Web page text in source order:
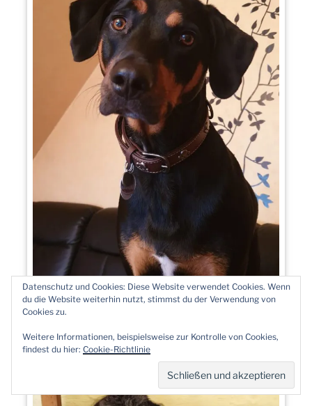
Tessa
Datenschutz und Cookies: Diese Website verwendet Cookies. Wenn
du die Website weiterhin nutzt, stimmst du der Verwendung von
Cookies zu.
Weitere Informationen, beispielsweise zur Kontrolle von Cookies,
findest du hier: Cookie-Richtlinie